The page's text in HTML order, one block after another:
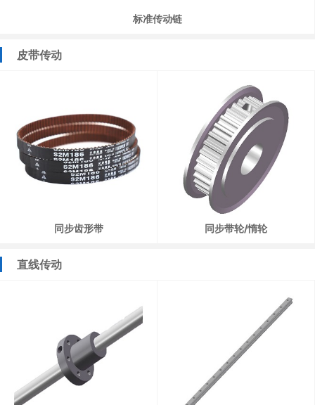
标准传动链
皮带传动
同步齿形带 同步带轮/惰轮
直线传动